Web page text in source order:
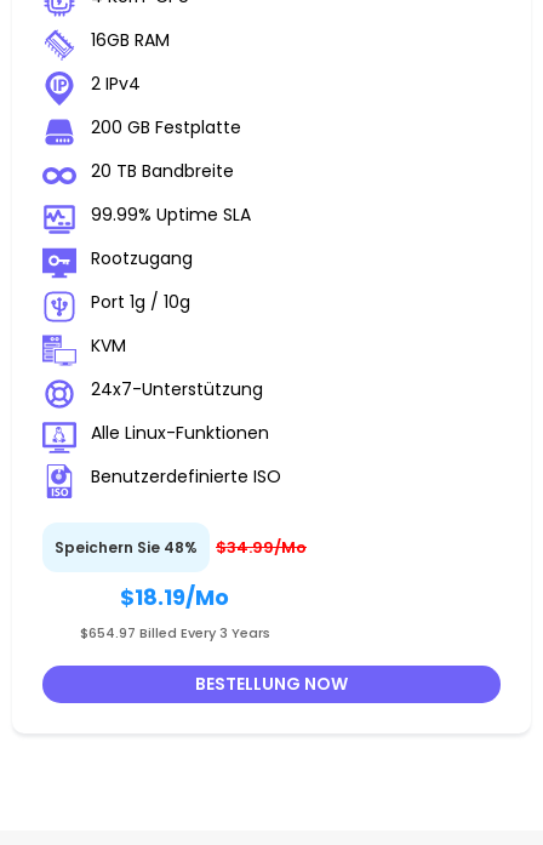
16GB RAM
2 IPv4
200 GB Festplatte
20 TB Bandbreite
99.99% Uptime SLA
Rootzugang
Port 1g / 10g
KVM
24x7-Unterstützung
Alle Linux-Funktionen
Benutzerdefinierte ISO
Speichern Sie 48% $34.99/Mo
$18.19/Mo
$654.97 Billed Every 3 Years
BESTELLUNG NOW